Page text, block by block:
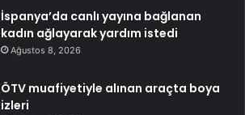
İspanya’da canlı yayına bağlanan
kadın ağlayarak yardım istedi
Ağustos 8, 2026
ÖTV muafiyetiyle alınan araçta boya
izleri